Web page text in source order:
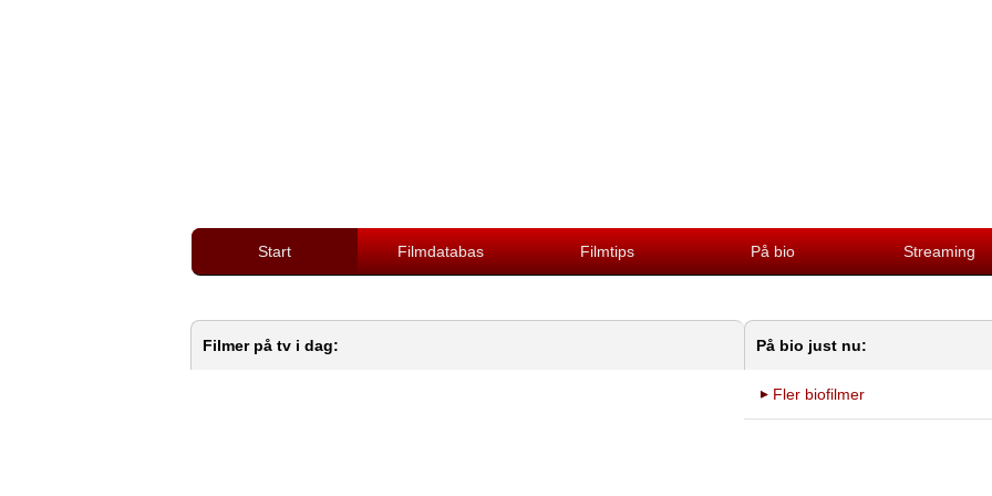
Start Filmdatabas Filmtips På bio Streaming
Filmer på tv i dag: På bio just nu:
Fler biofilmer